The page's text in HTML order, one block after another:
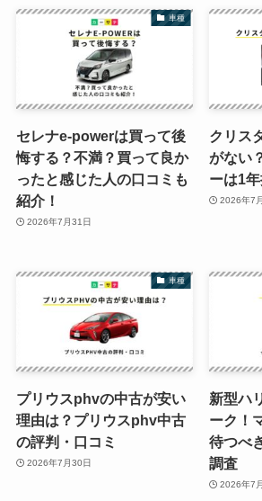
車種
セレナe-powerは買って後
悔する？不満？買って良か
ったと感じた人の口コミも
紹介！
2026年7月31日
クリス
がない
ーは1
2026年7
車種
プリウスphvの中古が安い
理由は？プリウスphv中古
の評判・口コミ
2026年7月30日
新型ハ
ーク！
待つべ
調査
2026年7